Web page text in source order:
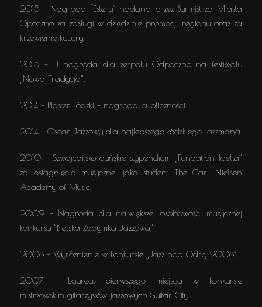
2015 – Nagroda “Estery” nadana przez Burmistrza Miasta
Opoczno za zasługi w dziedzinie promocji regionu oraz za
krzewienie kultury.
2015 – III nagroda dla zespołu Odpoczno na festiwalu
„Nowa Tradycja”.
2014 – Plaster Łódzki – nagroda publiczności.
2014 – Oscar Jazzowy dla najlepszego łódzkiego jazzmana.
2010 – Szwajcarsko-duńskie stypendium „Fundation Idella”
za osiągnięcia muzyczne, jako student The Carl Nielsen
Academy of Music.
2009 – Nagroda dla największej osobowości muzycznej
konkursu ”Bielska Zadymka Jazzowa”
2008 – Wyróżnienie w konkursie „Jazz nad Odrą 2008”,
2007 – Laureat pierwszego miejsca w konkursie
mistrzowskim gitarzystów jazzowych Guitar City